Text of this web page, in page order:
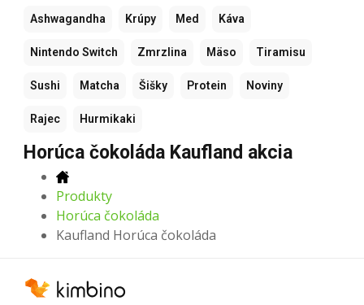
Ashwagandha Krúpy Med Káva
Nintendo Switch Zmrzlina Mäso Tiramisu
Sushi Matcha Šišky Protein Noviny
Rajec Hurmikaki
Horúca čokoláda Kaufland akcia
Produkty
Horúca čokoláda
Kaufland Horúca čokoláda